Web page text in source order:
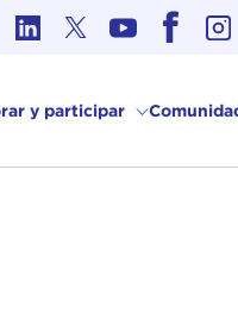
y participar